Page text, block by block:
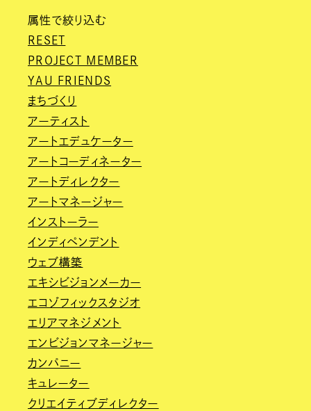
属性で絞り込む
RESET
PROJECT MEMBER
YAU FRIENDS
まちづくり
アーティスト
アートエデュケーター
アートコーディネーター
アートディレクター
アートマネージャー
インストーラー
インディペンデント
ウェブ構築
エキシビジョンメーカー
エコゾフィックスタジオ
エリアマネジメント
エンビジョンマネージャー
カンパニー
キュレーター
クリエイティブディレクター